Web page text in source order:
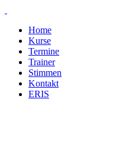
Home
Kurse
Termine
Trainer
Stimmen
Kontakt
ERIS